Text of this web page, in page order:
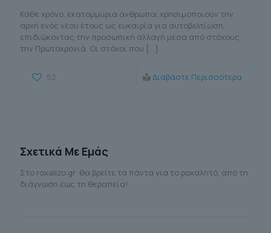
Κάθε χρόνο, εκατομμύρια άνθρωποι χρησιμοποιούν την
αρχή ενός νέου έτους ως ευκαιρία για αυτοβελτίωση,
επιδιώκοντας την προσωπική αλλαγή μέσα από στόχους
την Πρωτοχρονιά. Οι στόχοι που […]
52 Διαβάστε Περισσότερα
Σχετικά Με Εμάς
Στο roxalizo.gr θα βρείτε τα πάντα για το ροχαλητό, από τη
διάγνωση έως τη θεραπεία!